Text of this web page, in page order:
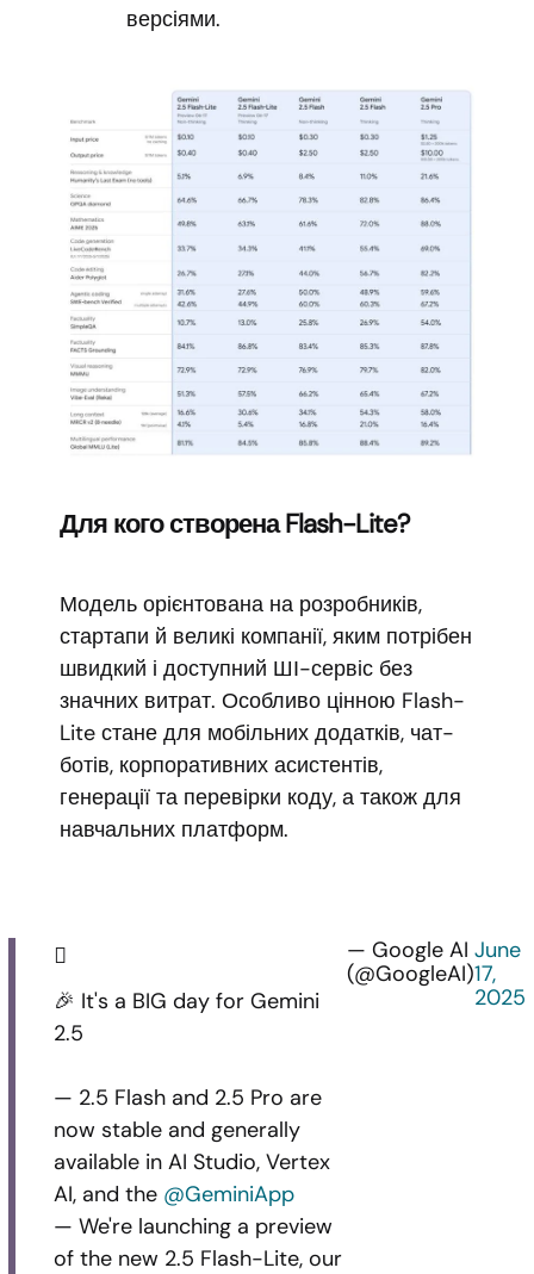
версіями.
Для кого створена Flash-Lite?
Модель орієнтована на розробників,
стартапи й великі компанії, яким потрібен
швидкий і доступний ШІ-сервіс без
значних витрат. Особливо цінною Flash-
Lite стане для мобільних додатків, чат-
ботів, корпоративних асистентів,
генерації та перевірки коду, а також для
навчальних платформ.
🎉 It's a BIG day for Gemini
2.5
— 2.5 Flash and 2.5 Pro are
now stable and generally
available in AI Studio, Vertex
AI, and the @GeminiApp
— We're launching a preview
of the new 2.5 Flash-Lite, our
— Google AI
(@GoogleAI)
June
17,
2025